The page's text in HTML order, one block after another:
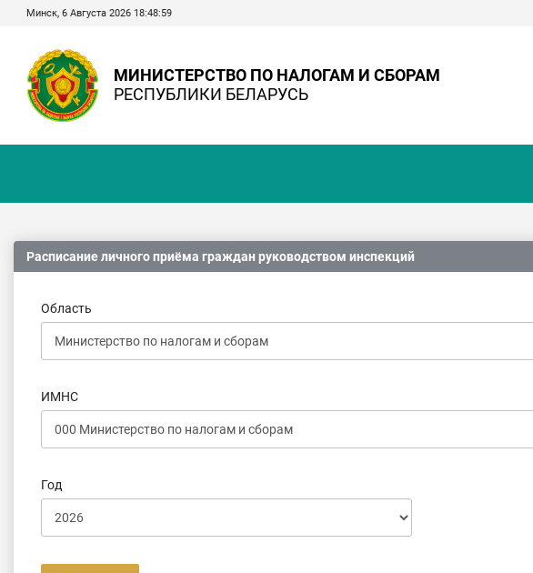
Минск, 6 Августа 2026 18:49:0
МИНИСТЕРСТВО ПО НАЛОГАМ И СБОРАМ
РЕСПУБЛИКИ БЕЛАРУСЬ
Расписание личного приёма граждан руководством инспекций
Область
ИМНС
Год